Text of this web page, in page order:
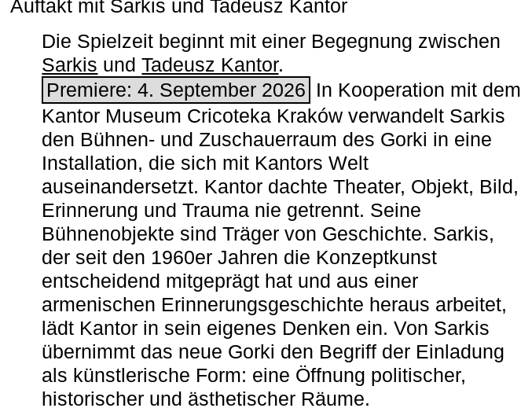
Auftakt mit Sarkis und Tadeusz Kantor
Die Spielzeit beginnt mit einer Begegnung zwischen
Sarkis undTadeusz Kantor.
Premiere: 4. September 2026 In Kooperation mit dem
Kantor Museum Cricoteka Kraków verwandelt Sarkis
den Bühnen- und Zuschauerraum des Gorki in eine
Installation, die sich mit Kantors Welt
auseinandersetzt. Kantor dachte Theater, Objekt, Bild,
Erinnerung und Trauma nie getrennt. Seine
Bühnenobjekte sind Träger von Geschichte. Sarkis,
der seit den 1960er Jahren die Konzeptkunst
entscheidend mitgeprägt hat und aus einer
armenischen ­Erinnerungsgeschichte heraus arbeitet,
lädt Kantor in sein eigenes Denken ein. Von Sarkis
übernimmt das neue Gorki den Begriff der Einladung
als künstlerische Form: eine Öffnung politischer,
historischer und ästhetischer Räume.